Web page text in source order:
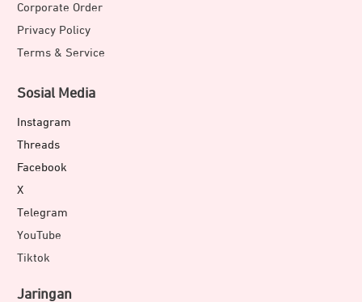
Corporate Order
Privacy Policy
Terms & Service
Sosial Media
Instagram
Threads
Facebook
X
Telegram
YouTube
Tiktok
Jaringan